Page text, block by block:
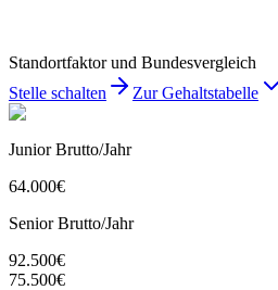
Standortfaktor und Bundesvergleich
Stelle schalten
Zur Gehaltstabelle
Junior Brutto/Jahr
64.000€
Senior Brutto/Jahr
92.500€
75.500€